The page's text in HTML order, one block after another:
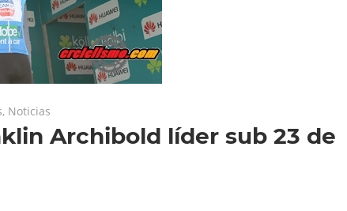
, Noticias
Archibold líder sub 23 de